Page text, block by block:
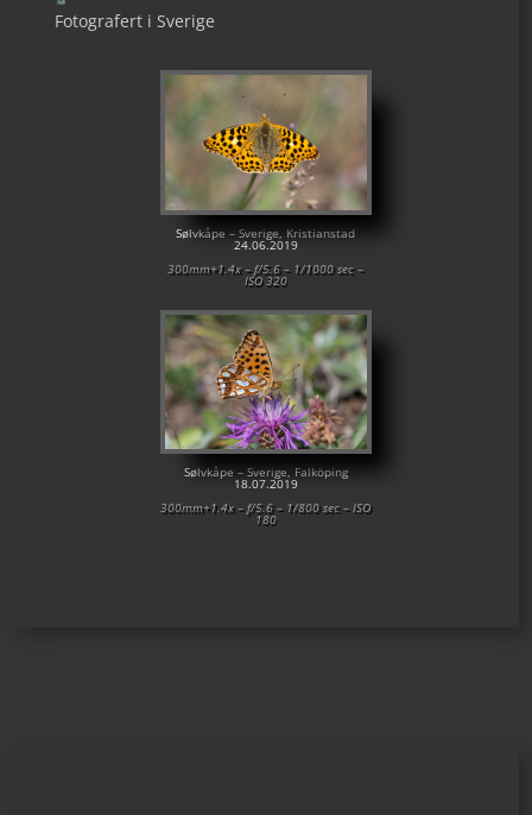
Fotografert i Sverige
Sølvkåpe – Sverige, Kristianstad
24.06.2019
300mm+1.4x – f/5.6 – 1/1000 sec –
ISO 320
Sølvkåpe – Sverige, Falköping
18.07.2019
300mm+1.4x – f/5.6 – 1/800 sec – ISO
180